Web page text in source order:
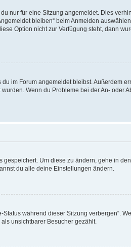
nur für eine Sitzung angemeldet. Dies
bleiben“ beim Anmelden
Option nicht zur Verfügung steht, dann
im Forum angemeldet bleibst. Außerdem
Wenn du Probleme bei der An- oder
Um diese zu ändern, gehe in
du alle deine Einstellungen ändern.
während dieser Sitzung verbergen“.
unsichtbarer Besucher gezählt.